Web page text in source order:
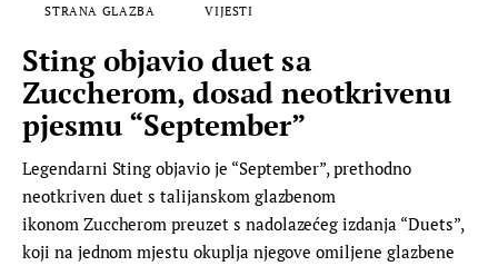
STRANA GLAZBA VIJESTI
Sting objavio duet sa
Zuccherom, dosad neotkrivenu
pjesmu “September”
Legendarni Sting objavio je “September”, prethodno
neotkriven duet s talijanskom glazbenom
ikonom Zuccherom preuzet s nadolazećeg izdanja “Duets”,
koji na jednom mjestu okuplja njegove omiljene glazbene